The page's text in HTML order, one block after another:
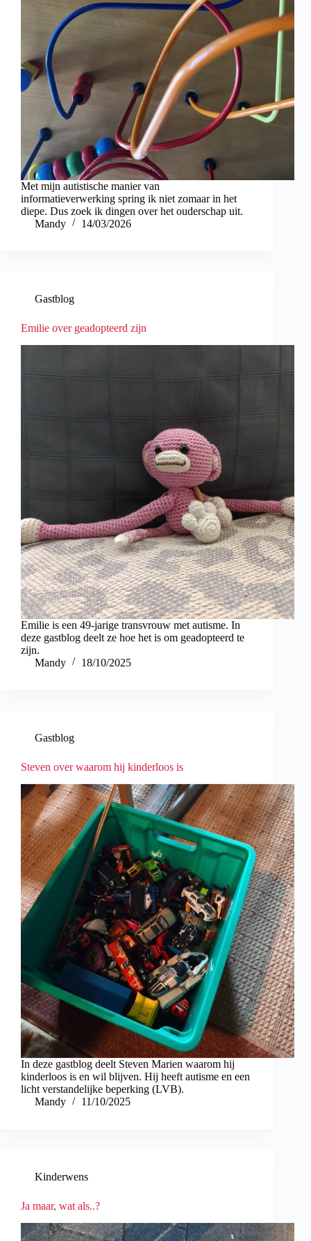
Met mijn autistische manier van
informatieverwerking spring ik niet zomaar in het
diepe. Dus zoek ik dingen over het ouderschap uit.
Mandy
14/03/2026
Gastblog
Emilie over geadopteerd zijn
Emilie is een 49-jarige transvrouw met autisme. In
deze gastblog deelt ze hoe het is om geadopteerd te
zijn.
Mandy
18/10/2025
Gastblog
Steven over waarom hij kinderloos is
In deze gastblog deelt Steven Marien waarom hij
kinderloos is en wil blijven. Hij heeft autisme en een
licht verstandelijke beperking (LVB).
Mandy
11/10/2025
Kinderwens
Ja maar, wat als..?